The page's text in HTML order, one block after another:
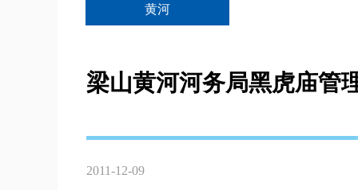
黄河
梁山黄河河务局黑虎庙管
2011-12-09